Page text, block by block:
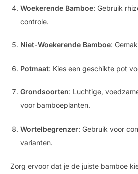
Woekerende Bamboe: Gebruik
controle.
Niet-Woekerende Bamboe:
Potmaat: Kies een geschikte pot
Grondsoorten: Luchtige,
voor bamboeplanten.
Wortelbegrenzer: Gebruik voor
varianten.
Zorg ervoor dat je de juiste bamboe